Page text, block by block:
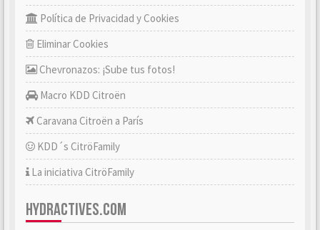
Política de Privacidad y Cookies
Eliminar Cookies
Chevronazos: ¡Sube tus fotos!
Macro KDD Citroën
Caravana Citroën a París
KDD´s CitröFamily
La iniciativa CitröFamily
HYDRACTIVES.COM